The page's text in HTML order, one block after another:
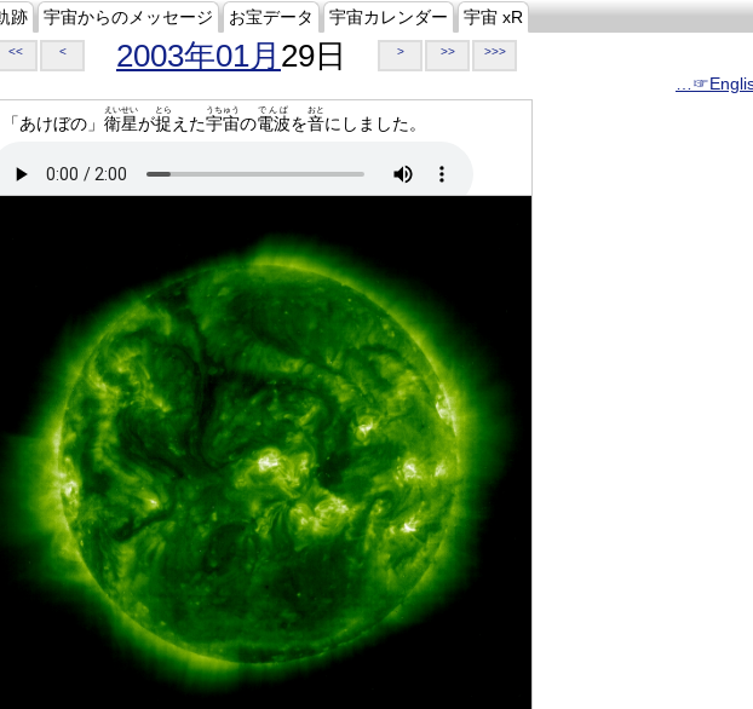
跡 宇宙からのメッセージ お宝データ 宇宙カレンダー 宇宙 xR
<< < 2003年01月 29日 > >> >>>
「あけぼの」 衛星
えいせい
が捉
とら
えた宇宙
うちゅう
の電波
でんぱ
を音
おと
にしました。